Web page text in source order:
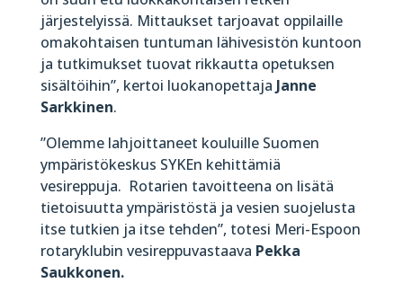
järjestelyissä. Mittaukset tarjoavat oppilaille
omakohtaisen tuntuman lähivesistön kuntoon
ja tutkimukset tuovat rikkautta opetuksen
sisältöihin”, kertoi luokanopettaja Janne
Sarkkinen.
”Olemme lahjoittaneet kouluille Suomen
ympäristökeskus SYKEn kehittämiä
vesireppuja. Rotarien tavoitteena on lisätä
tietoisuutta ympäristöstä ja vesien suojelusta
itse tutkien ja itse tehden”, totesi Meri-Espoon
rotaryklubin vesireppuvastaava Pekka
Saukkonen.